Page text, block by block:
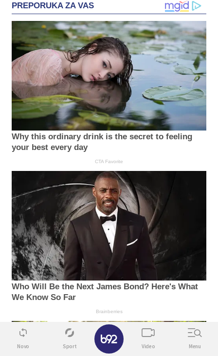
PREPORUKA ZA VAS
Why this ordinary drink is the secret to feeling
your best every day
CTA Favorite
Who Will Be the Next James Bond? Here's What
We Know So Far
Brainberries
Novo Sport Video Menu
✕